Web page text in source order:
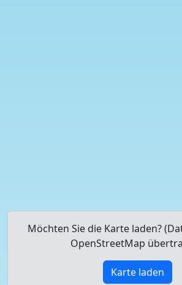
Möchten Sie die Karte laden?
OpenStreetMap
Karte laden